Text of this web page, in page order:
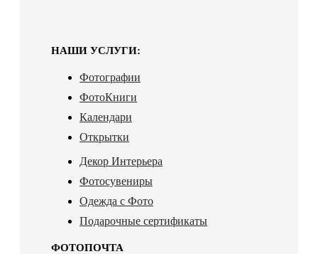
НАШИ УСЛУГИ:
Фотографии
ФотоКниги
Календари
Открытки
Декор Интерьера
Фотосувениры
Одежда с Фото
Подарочные сертификаты
ФОТОПОЧТА